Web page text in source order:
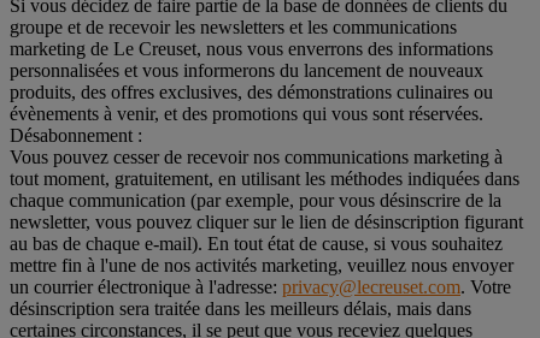
Si vous décidez de faire partie de la base de données de clients du
groupe et de recevoir les newsletters et les communications
marketing de Le Creuset, nous vous enverrons des informations
personnalisées et vous informerons du lancement de nouveaux
produits, des offres exclusives, des démonstrations culinaires ou
évènements à venir, et des promotions qui vous sont réservées.
Désabonnement :
Vous pouvez cesser de recevoir nos communications marketing à
tout moment, gratuitement, en utilisant les méthodes indiquées dans
chaque communication (par exemple, pour vous désinscrire de la
newsletter, vous pouvez cliquer sur le lien de désinscription figurant
au bas de chaque e-mail). En tout état de cause, si vous souhaitez
mettre fin à l'une de nos activités marketing, veuillez nous envoyer
un courrier électronique à l'adresse: privacy@lecreuset.com. Votre
désinscription sera traitée dans les meilleurs délais, mais dans
certaines circonstances, il se peut que vous receviez quelques